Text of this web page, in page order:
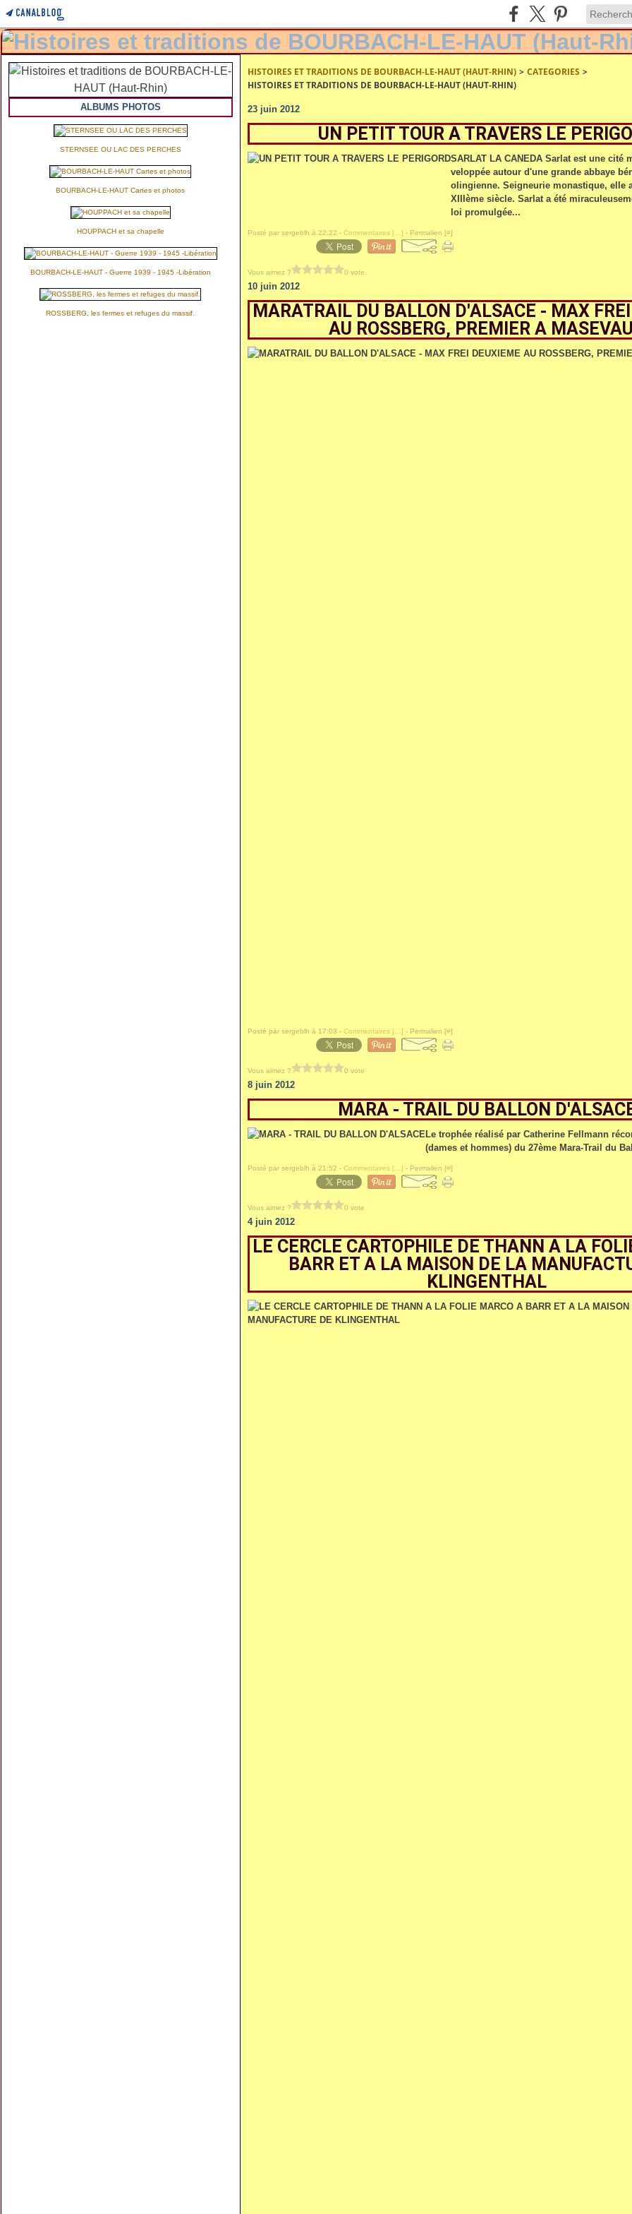
ALBUMS PHOTOS
STERNSEE OU LAC DES PERCHES
BOURBACH-LE-HAUT Cartes et photos
HOUPPACH et sa chapelle
BOURBACH-LE-HAUT - Guerre 1939 - 1945 -Libération
ROSSBERG, les fermes et refuges du massif.
HISTOIRES ET TRADITIONS DE BOURBACH-LE-HAUT (HAUT-RHIN) > CATEGORIES >
HISTOIRES ET TRADITIONS DE BOURBACH-LE-HAUT (HAUT-RHIN)
23 juin 2012
UN PETIT TOUR A TRAVERS LE
SARLAT LA CANEDA Sarlat est une cité
veloppée autour d'une grande abbaye
olingienne. Seigneurie monastique, elle
XIIIème siècle. Sarlat a été
loi promulgée...
Posté par sergeblh à 22:22 - Commentaires [… ] - Permalien [#]
Vous aimez ? 0 vote
10 juin 2012
MARATRAIL DU BALLON D'ALSACE - MAX
AU ROSSBERG, PREMIER A
Posté par sergeblh à 17:03 - Commentaires [… ] - Permalien [#]
Vous aimez ? 0 vote
8 juin 2012
MARA - TRAIL DU BALLON
Le trophée réalisé par Catherine Fellmann
(dames et hommes) du 27ème Mara-Trail du
Posté par sergeblh à 21:52 - Commentaires [… ] - Permalien [#]
Vous aimez ? 0 vote
4 juin 2012
LE CERCLE CARTOPHILE DE THANN A LA
BARR ET A LA MAISON DE LA
KLINGENTHAL